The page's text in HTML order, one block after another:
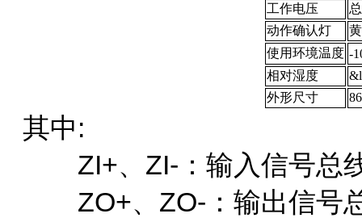
工作电压
动作确认灯
使用环境温度 -
相对湿度
外形尺寸
其中:
ZI+、ZI-：输入信号总
ZO+、ZO-：输出信号总